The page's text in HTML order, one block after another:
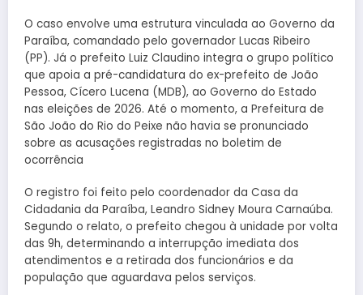
O caso envolve uma estrutura vinculada ao Governo da
Paraíba, comandado pelo governador Lucas Ribeiro
(PP). Já o prefeito Luiz Claudino integra o grupo político
que apoia a pré-candidatura do ex-prefeito de João
Pessoa, Cícero Lucena (MDB), ao Governo do Estado
nas eleições de 2026. Até o momento, a Prefeitura de
São João do Rio do Peixe não havia se pronunciado
sobre as acusações registradas no boletim de
ocorrência
O registro foi feito pelo coordenador da Casa da
Cidadania da Paraíba, Leandro Sidney Moura Carnaúba.
Segundo o relato, o prefeito chegou à unidade por volta
das 9h, determinando a interrupção imediata dos
atendimentos e a retirada dos funcionários e da
população que aguardava pelos serviços.